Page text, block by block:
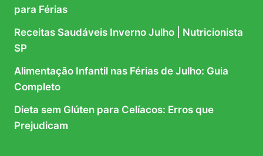
para Férias
Receitas Saudáveis Inverno Julho | Nutricionista
SP
Alimentação Infantil nas Férias de Julho: Guia
Completo
Dieta sem Glúten para Celíacos: Erros que
Prejudicam